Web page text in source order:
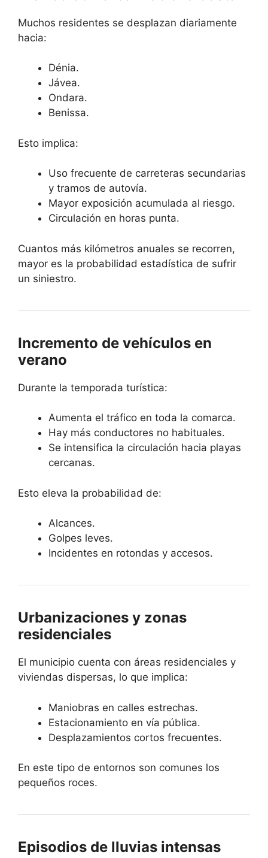
Muchos residentes se desplazan diariamente
hacia:
Dénia.
Jávea.
Ondara.
Benissa.
Esto implica:
Uso frecuente de carreteras secundarias
y tramos de autovía.
Mayor exposición acumulada al riesgo.
Circulación en horas punta.
Cuantos más kilómetros anuales se recorren,
mayor es la probabilidad estadística de sufrir
un siniestro.
Incremento de vehículos en
verano
Durante la temporada turística:
Aumenta el tráfico en toda la comarca.
Hay más conductores no habituales.
Se intensifica la circulación hacia playas
cercanas.
Esto eleva la probabilidad de:
Alcances.
Golpes leves.
Incidentes en rotondas y accesos.
Urbanizaciones y zonas
residenciales
El municipio cuenta con áreas residenciales y
viviendas dispersas, lo que implica:
Maniobras en calles estrechas.
Estacionamiento en vía pública.
Desplazamientos cortos frecuentes.
En este tipo de entornos son comunes los
pequeños roces.
Episodios de lluvias intensas